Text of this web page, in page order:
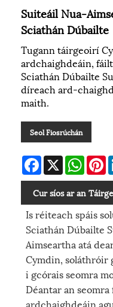
Suiteáil Nua-
Sciathán Dúbailte
Tugann táirgeoirí
ardchaighdeáin,
Sciathán Dúbailte
díreach ard-
maith.
Seol Fiosrúchán
Facebook
X
Cur síos ar an Táirge
Is réiteach spáis
Sciathán Dúbailte
Aimseartha atá
Cymdin, soláthróir
i gcórais seomra
Déantar an
ardchaighdeáin